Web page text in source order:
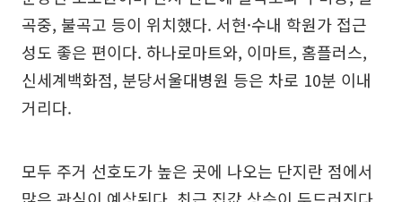
곡중, 불곡고 등이 위치했다. 서현·수내 학원가 접근
성도 좋은 편이다. 하나로마트와, 이마트, 홈플러스,
신세계백화점, 분당서울대병원 등은 차로 10분 이내
거리다.
모두 주거 선호도가 높은 곳에 나오는 단지란 점에서